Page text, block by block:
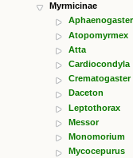
Myrmicinae
Aphaenogaster
Atopomyrmex
Atta
Cardiocondyla
Crematogaster
Daceton
Leptothorax
Messor
Monomorium
Mycocepurus